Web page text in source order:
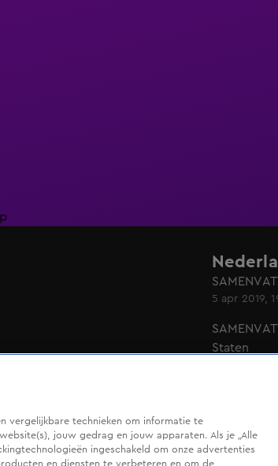
5 apr 2019,
Staten
vergelijkbare technieken om informatie te
jouw gedrag en jouw apparaten. Als je „Alle
ingeschakeld om onze advertenties
en diensten te verbeteren en om de